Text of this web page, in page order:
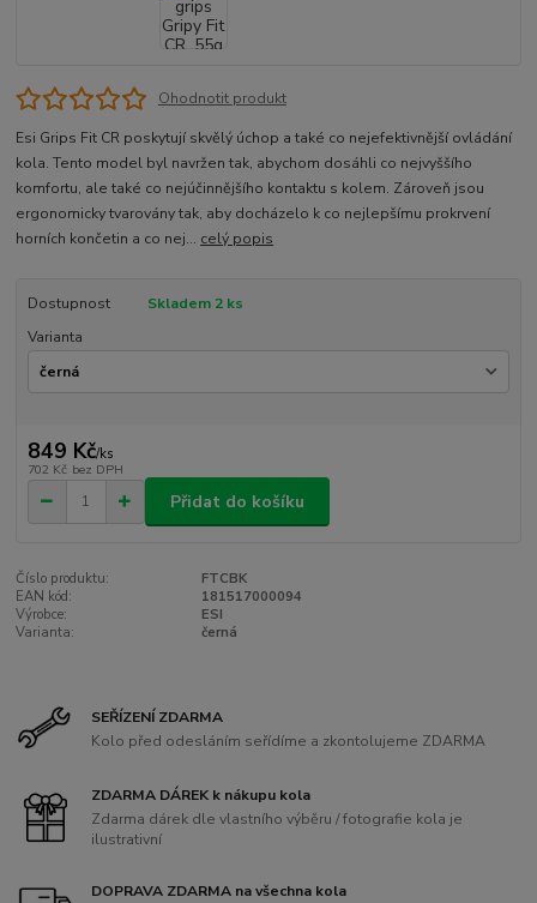
Ohodnotit produkt
Esi Grips Fit CR poskytují skvělý úchop a také co nejefektivnější ovládání
kola. Tento model byl navržen tak, abychom dosáhli co nejvyššího
komfortu, ale také co nejúčinnějšího kontaktu s kolem. Zároveň jsou
ergonomicky tvarovány tak, aby docházelo k co nejlepšímu prokrvení
horních končetin a co nej... celý popis
Dostupnost
Skladem 2 ks
Varianta
849 Kč/ks
702 Kč bez DPH
Přidat do košíku
Číslo produktu:
FTCBK
EAN kód:
181517000094
Výrobce:
ESI
Varianta:
černá
SEŘÍZENÍ ZDARMA
Kolo před odesláním seřídíme a zkontolujeme ZDARMA
ZDARMA DÁREK k nákupu kola
Zdarma dárek dle vlastního výběru / fotografie kola je
ilustrativní
DOPRAVA ZDARMA na všechna kola